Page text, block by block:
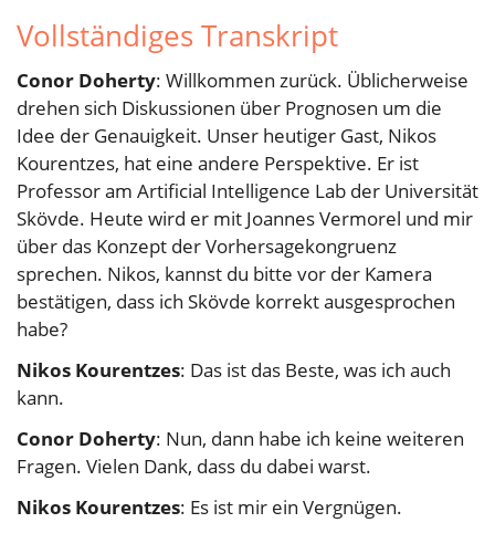
Vollständiges Transkript
Conor Doherty: Willkommen zurück. Üblicherweise
drehen sich Diskussionen über Prognosen um die
Idee der Genauigkeit. Unser heutiger Gast, Nikos
Kourentzes, hat eine andere Perspektive. Er ist
Professor am Artificial Intelligence Lab der Universität
Skövde. Heute wird er mit Joannes Vermorel und mir
über das Konzept der Vorhersagekongruenz
sprechen. Nikos, kannst du bitte vor der Kamera
bestätigen, dass ich Skövde korrekt ausgesprochen
habe?
Nikos Kourentzes: Das ist das Beste, was ich auch
kann.
Conor Doherty: Nun, dann habe ich keine weiteren
Fragen. Vielen Dank, dass du dabei warst.
Nikos Kourentzes: Es ist mir ein Vergnügen.